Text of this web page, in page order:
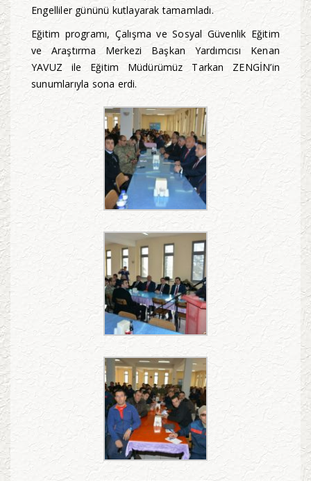
Engelliler gününü kutlayarak tamamladı.
Eğitim programı, Çalışma ve Sosyal Güvenlik Eğitim
ve Araştırma Merkezi Başkan Yardımcısı Kenan
YAVUZ ile Eğitim Müdürümüz Tarkan ZENGİN’in
sunumlarıyla sona erdi.